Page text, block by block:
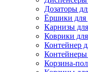
Дозаторы
Ёршики для
Карнизы
Коврики
Контейнер
Контейнеры
Корзина-